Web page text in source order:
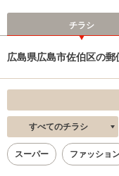
チラシ
広島県広島市佐伯区の
すべてのチラシ
スーパー ファッショ